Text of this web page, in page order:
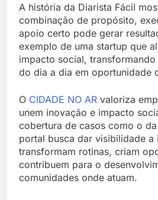
A história da Diarista Fácil
combinação de propósito,
apoio certo pode gerar
exemplo de uma startup que
impacto social,
do dia a dia em oportunidade
O CIDADE NO AR valoriza
unem inovação e impacto
cobertura de casos como o
portal busca dar visibilidade a
transformam rotinas, criam
contribuem para o
comunidades onde atuam.